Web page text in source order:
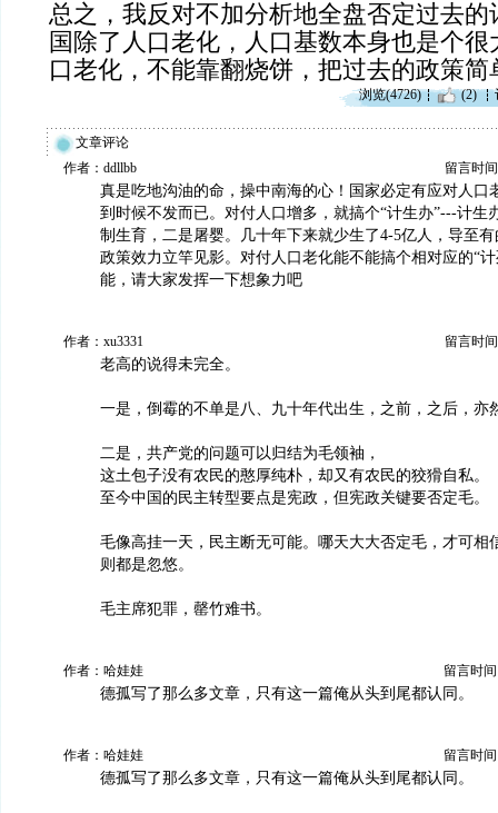
总之，我反对不加分析地全盘否定过去
国除了人口老化，人口基数本身也是个
口老化，不能靠翻烧饼，把过去的政策
浏览(4726) (2)
文章评论
作者：ddllbb
留言时
真是吃地沟油的命，操中南海的心！国家必定有应对人口
到时候不发而已。对付人口增多，就搞个“计生办”---计生
制生育，二是屠婴。几十年下来就少生了4-5亿人，导至
政策效力立竿见影。对付人口老化能不能搞个相对应的“
能，请大家发挥一下想象力吧
作者：xu3331 留言时
老高的说得未完全。
一是，倒霉的不单是八、九十年代出生，之前，之后，亦
二是，共产党的问题可以归结为毛领袖，
这土包子没有农民的憨厚纯朴，却又有农民的狡猾自私。
至今中国的民主转型要点是宪政，但宪政关键要否定毛。
毛像高挂一天，民主断无可能。哪天大大否定毛，才可相
则都是忽悠。
毛主席犯罪，罄竹难书。
作者：哈娃娃 留言时间
德孤写了那么多文章，只有这一篇俺从头到尾都认同。
作者：哈娃娃 留言时间
德孤写了那么多文章，只有这一篇俺从头到尾都认同。